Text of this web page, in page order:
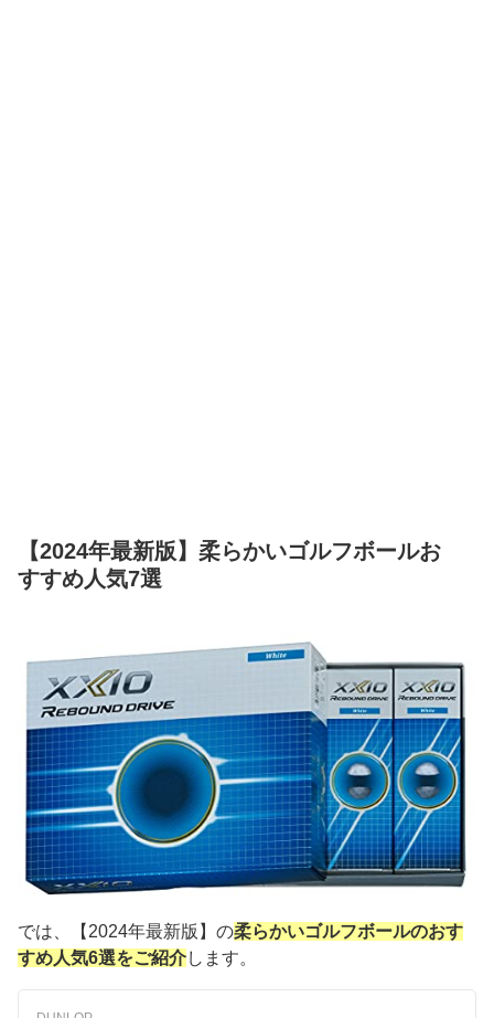
【2024年最新版】柔らかいゴルフボールお
すすめ人気7選
では、【2024年最新版】の柔らかいゴルフボールのおす
すめ人気6選をご紹介します。